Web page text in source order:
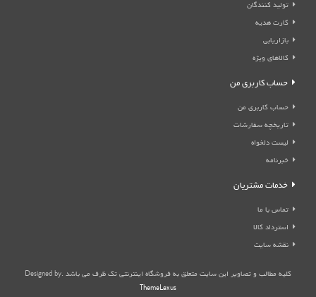
تولید کنندگان
کارت هدیه
بازاریابی
کالاهای ویژه
حساب کاربری من
حساب کاربری من
تاریخچه سفارشات
لیست دلخواه
خبرنامه
خدمات مشتریان
تماس با ما
استرداد کالا
نقشه سایت
کلیه مطالب و تصاویر این سایت متعلق به فروشگاه اینترنتی تک ظرف می باشد .Designed by
ThemeLexus